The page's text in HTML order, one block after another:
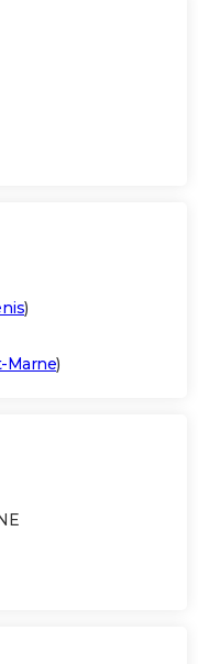
)
Marne)